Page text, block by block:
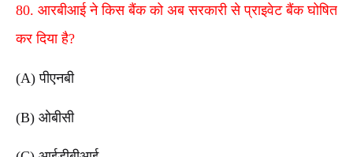
80. आरबीआई ने किस बैंक को अब सरकारी से प्राइवेट बैंक घोषित
कर दिया है?
(A) पीएनबी
(B) ओबीसी